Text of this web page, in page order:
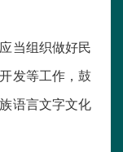
当组织做好民
发等工作，鼓
语言文字文化